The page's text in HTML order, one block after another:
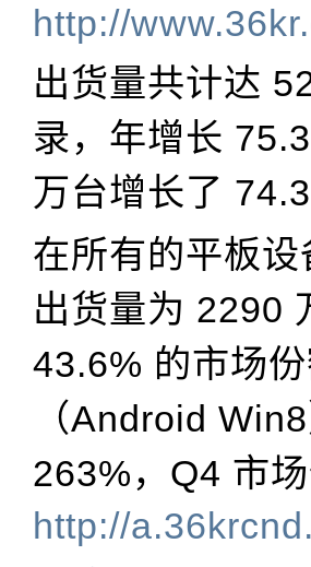
http://
出货量共计达
录，年增长
万台增长了
在所有的平板
出货量为 2290
43.6% 的市场
（Android
263%，Q4 市
http://